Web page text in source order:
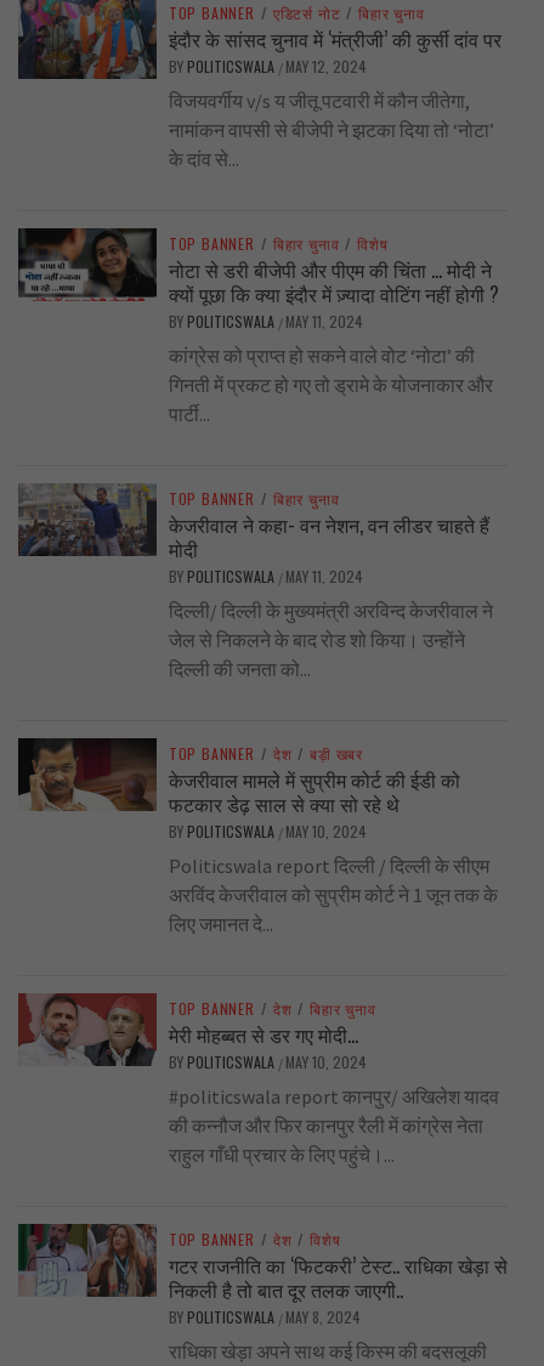
TOP BANNER / एडिटर्स नोट / बिहार चुनाव
इंदौर के सांसद चुनाव में ‘मंत्रीजी’ की कुर्सी दांव पर
BY POLITICSWALA / MAY 12, 2024
विजयवर्गीय v/s य जीतू पटवारी में कौन जीतेगा,
नामांकन वापसी से बीजेपी ने झटका दिया तो ‘नोटा’
के दांव से...
TOP BANNER / बिहार चुनाव / विशेष
नोटा से डरी बीजेपी और पीएम की चिंता … मोदी ने
क्यों पूछा कि क्या इंदौर में ज़्यादा वोटिंग नहीं होगी ?
BY POLITICSWALA / MAY 11, 2024
कांग्रेस को प्राप्त हो सकने वाले वोट ‘नोटा’ की
गिनती में प्रकट हो गए तो ड्रामे के योजनाकार और
पार्टी...
TOP BANNER / बिहार चुनाव
केजरीवाल ने कहा- वन नेशन, वन लीडर चाहते हैं
मोदी
BY POLITICSWALA / MAY 11, 2024
दिल्ली/ दिल्ली के मुख्यमंत्री अरविन्द केजरीवाल ने
जेल से निकलने के बाद रोड शो किया। उन्होंने
दिल्ली की जनता को...
TOP BANNER / देश / बड़ी खबर
केजरीवाल मामले में सुप्रीम कोर्ट की ईडी को
फटकार डेढ़ साल से क्या सो रहे थे
BY POLITICSWALA / MAY 10, 2024
Politicswala report दिल्ली / दिल्ली के सीएम
अरविंद केजरीवाल को सुप्रीम कोर्ट ने 1 जून तक के
लिए जमानत दे...
TOP BANNER / देश / बिहार चुनाव
मेरी मोहब्बत से डर गए मोदी…
BY POLITICSWALA / MAY 10, 2024
#politicswala report कानपुर/ अखिलेश यादव
की कन्नौज और फिर कानपुर रैली में कांग्रेस नेता
राहुल गाँधी प्रचार के लिए पहुंचे।...
TOP BANNER / देश / विशेष
गटर राजनीति का ‘फिटकरी’ टेस्ट.. राधिका खेड़ा से
निकली है तो बात दूर तलक जाएगी..
BY POLITICSWALA / MAY 8, 2024
राधिका खेड़ा अपने साथ कई किस्म की बदसलूकी